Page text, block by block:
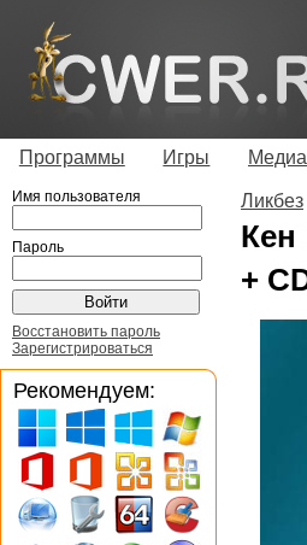
Программы Игры Медиа
Ликбез
Кен
+
Имя пользователя
Пароль
Восстановить пароль
Зарегистрироваться
Рекомендуем: